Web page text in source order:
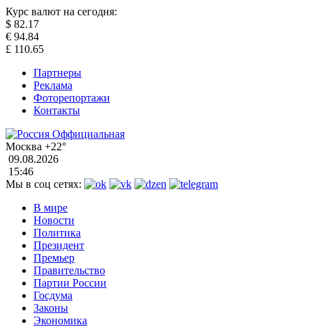
Курс валют на сегодня:
$ 82.17
€ 94.84
£ 110.65
Партнеры
Реклама
Фоторепортажи
Контакты
Москва +22°
09.08.2026
15:46
Мы в соц сетях:
В мире
Новости
Политика
Президент
Премьер
Правительство
Партии России
Госдума
Законы
Экономика